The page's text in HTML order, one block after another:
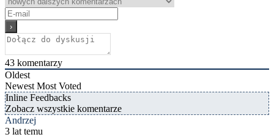
43 komentarzy
Oldest
Newest Most Voted
Inline Feedbacks
Zobacz wszystkie komentarze
Andrzej
3 lat temu